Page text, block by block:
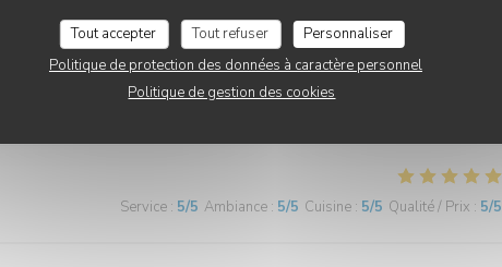
Tout accepter Tout refuser
Personnaliser
Politique de protection des données à caractère personnel
Politique de gestion des cookies
Service: 5/5 Ambiance:5 /5 Cuisine:5/5 Qualité / Prix
font de très bonnes galettes lol. C'était très bon. Je recommande.
Service : 5/5 Ambiance : 5/5 Cuisine : 5/5 Qualité / Prix : 5/5